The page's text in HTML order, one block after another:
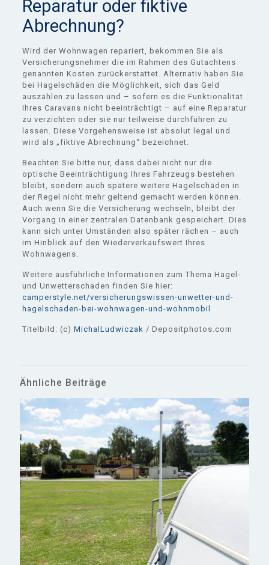
Reparatur oder fiktive
Abrechnung?
Wird der Wohnwagen repariert, bekommen Sie als
Versicherungsnehmer die im Rahmen des Gutachtens
genannten Kosten zurückerstattet. Alternativ haben Sie
bei Hagelschäden die Möglichkeit, sich das Geld
auszahlen zu lassen und – sofern es die Funktionalität
Ihres Caravans nicht beeinträchtigt – auf eine Reparatur
zu verzichten oder sie nur teilweise durchführen zu
lassen. Diese Vorgehensweise ist absolut legal und
wird als „fiktive Abrechnung“ bezeichnet.
Beachten Sie bitte nur, dass dabei nicht nur die
optische Beeinträchtigung Ihres Fahrzeugs bestehen
bleibt, sondern auch spätere weitere Hagelschäden in
der Regel nicht mehr geltend gemacht werden können.
Auch wenn Sie die Versicherung wechseln, bleibt der
Vorgang in einer zentralen Datenbank gespeichert. Dies
kann sich unter Umständen also später rächen – auch
im Hinblick auf den Wiederverkaufswert Ihres
Wohnwagens.
Weitere ausführliche Informationen zum Thema Hagel-
und Unwetterschaden finden Sie hier:
camperstyle.net/versicherungswissen-unwetter-und-
hagelschaden-bei-wohnwagen-und-wohnmobil
Titelbild: (c) MichalLudwiczak / Depositphotos.com
Ähnliche Beiträge